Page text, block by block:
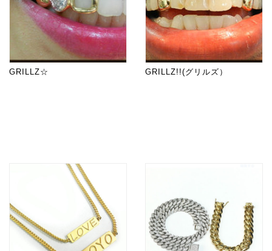
GRILLZ☆ GRILLZ!!(グリルズ）